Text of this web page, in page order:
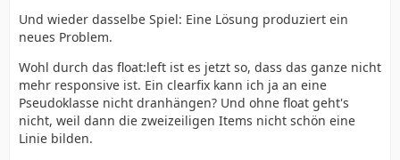
Und wieder dasselbe Spiel: Eine Lösung produziert ein
neues Problem.
Wohl durch das float:left ist es jetzt so, dass das ganze nicht
mehr responsive ist. Ein clearfix kann ich ja an eine
Pseudoklasse nicht dranhängen? Und ohne float geht's
nicht, weil dann die zweizeiligen Items nicht schön eine
Linie bilden.